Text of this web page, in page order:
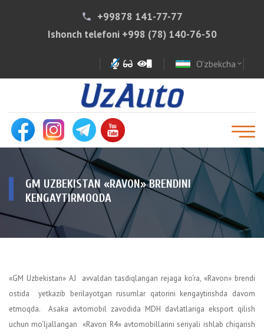
phone
+99878 141-77-77
Ishonch telefoni +998 (78) 140-76-50
O'zbekcha expand_more
GM UZBEKISTAN «RAVON» BRENDINI
KENGAYTIRMOQDA
«GM Uzbekistan» AJ avvaldan tasdiqlangan rejaga ko‘ra, «Ravon» brendi
ostida yetkazib berilayotgan rusumlar qatorini kengaytirishda davom
etmoqda. Asaka avtomobil zavodida MDH davlatlariga eksport qilish
uchun mo‘ljallangan «Ravon R4» avtomobillarini seriyali ishlab chiqarish